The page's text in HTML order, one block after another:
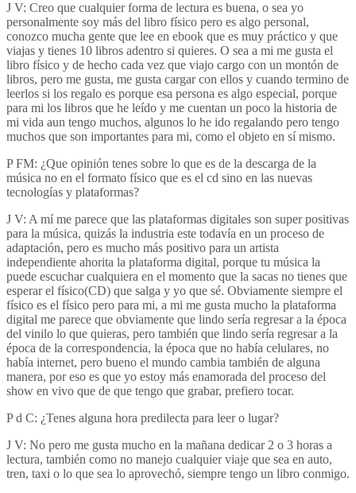
J V: Creo que cualquier forma de lectura es buena, o sea yo
personalmente soy más del libro físico pero es algo personal,
conozco mucha gente que lee en ebook que es muy práctico y que
viajas y tienes 10 libros adentro si quieres. O sea a mi me gusta el
libro físico y de hecho cada vez que viajo cargo con un montón de
libros, pero me gusta, me gusta cargar con ellos y cuando termino de
leerlos si los regalo es porque esa persona es algo especial, porque
para mi los libros que he leído y me cuentan un poco la historia de
mi vida aun tengo muchos, algunos lo he ido regalando pero tengo
muchos que son importantes para mi, como el objeto en sí mismo.
P FM: ¿Que opinión tenes sobre lo que es de la descarga de la
música no en el formato físico que es el cd sino en las nuevas
tecnologías y plataformas?
J V: A mí me parece que las plataformas digitales son super positivas
para la música, quizás la industria este todavía en un proceso de
adaptación, pero es mucho más positivo para un artista
independiente ahorita la plataforma digital, porque tu música la
puede escuchar cualquiera en el momento que la sacas no tienes que
esperar el físico(CD) que salga y yo que sé. Obviamente siempre el
físico es el físico pero para mi, a mi me gusta mucho la plataforma
digital me parece que obviamente que lindo sería regresar a la época
del vinilo lo que quieras, pero también que lindo sería regresar a la
época de la correspondencia, la época que no había celulares, no
había internet, pero bueno el mundo cambia también de alguna
manera, por eso es que yo estoy más enamorada del proceso del
show en vivo que de que tengo que grabar, prefiero tocar.
P d C: ¿Tenes alguna hora predilecta para leer o lugar?
J V: No pero me gusta mucho en la mañana dedicar 2 o 3 horas a
lectura, también como no manejo cualquier viaje que sea en auto,
tren, taxi o lo que sea lo aprovechó, siempre tengo un libro conmigo.